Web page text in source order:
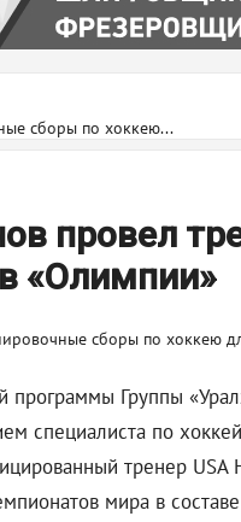
сборы по хоккею...
провел
«Олимпии»
программы Группы
специалиста по
тренер USA
мира в